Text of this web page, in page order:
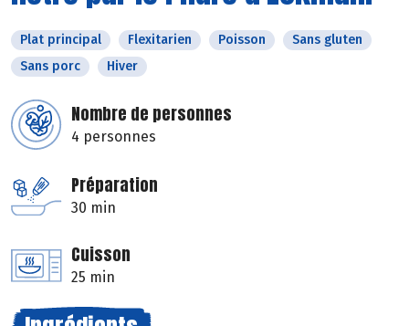
Plat principal Flexitarien Poisson
Sans gluten
Sans porc
Hiver
Nombre de personnes
4 personnes
Préparation
30 min
Cuisson
25 min